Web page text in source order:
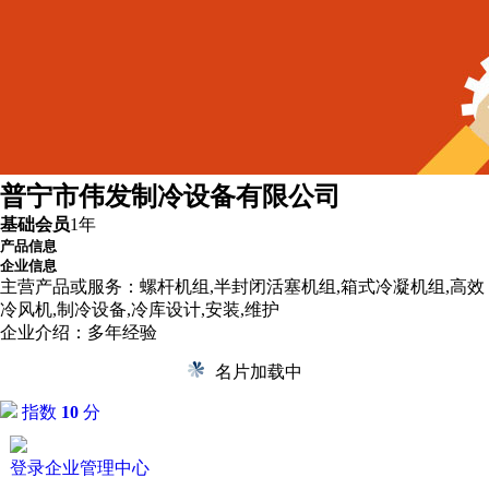
普宁市伟发制冷设备有限公司
基础会员1年
产品信息
企业信息
主营产品或服务： 螺杆机组,半封闭活塞机组,箱式冷凝机组,高效
冷风机,制冷设备,冷库设计,安装,维护
企业介绍： 多年经验
名片加载中
指数 10 分
登录企业管理中心